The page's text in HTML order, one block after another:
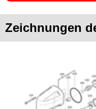
Zeichnungen